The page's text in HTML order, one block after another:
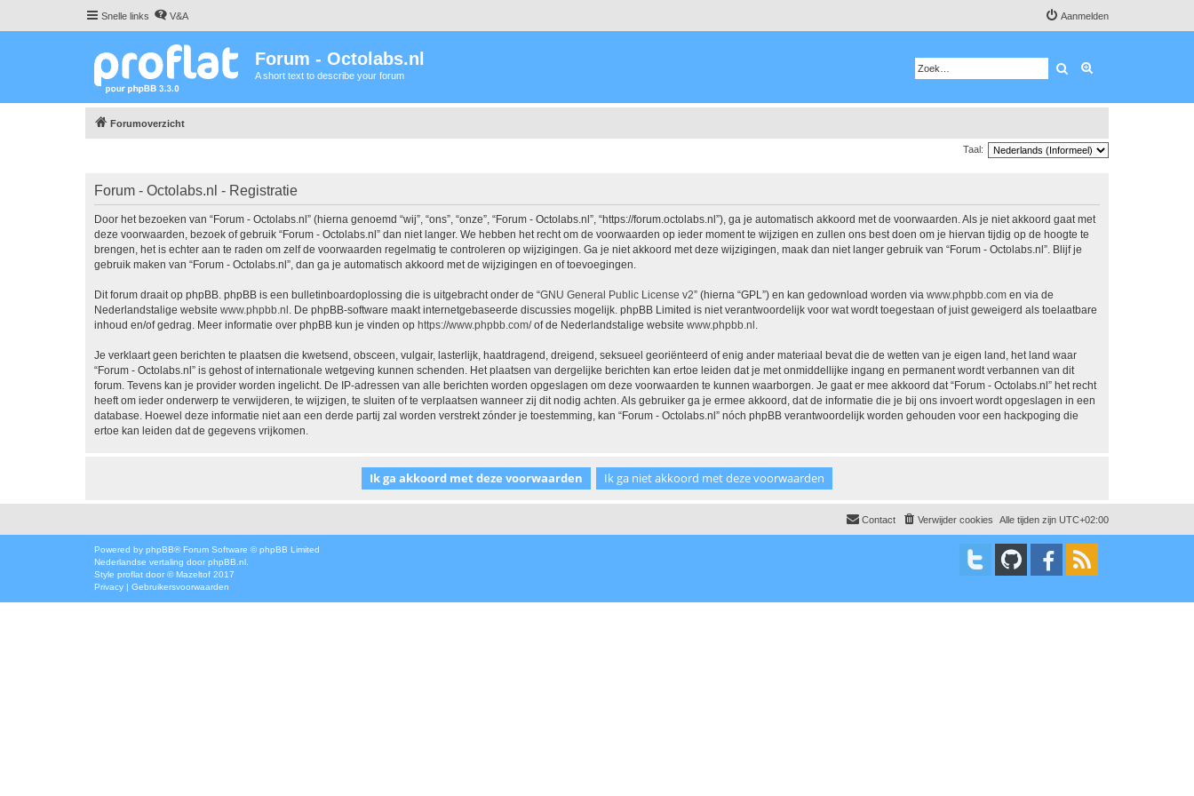
Snelle links V&A Aanmelden
Forum - Octolabs.nl
A short text to describe your forum Zoek
Forumoverzicht
Taal:
Forum - Octolabs.nl - Registratie
Door het bezoeken van “Forum - Octolabs.nl” (hierna genoemd “wij”, “ons”, “onze”, “Forum - Octolabs.nl”, “https://forum.octolabs.nl”), ga je automatisch akkoord met de voorwaarden. Als je niet akkoord gaat met
deze voorwaarden, bezoek of gebruik “Forum - Octolabs.nl” dan niet langer. We hebben het recht om de voorwaarden op ieder moment te wijzigen en zullen ons best doen om je hiervan tijdig op de hoogte te
brengen, het is echter aan te raden om zelf de voorwaarden regelmatig te controleren op wijzigingen. Ga je niet akkoord met deze wijzigingen, maak dan niet langer gebruik van “Forum - Octolabs.nl”. Blijf je
gebruik maken van “Forum - Octolabs.nl”, dan ga je automatisch akkoord met de wijzigingen en of toevoegingen.
Dit forum draait op phpBB. phpBB is een bulletinboardoplossing die is uitgebracht onder de “GNU General Public License v2” (hierna “GPL”) en kan gedownload worden via www.phpbb.com en via de
Nederlandstalige website www.phpbb.nl . De phpBB-software maakt internetgebaseerde discussies mogelijk. phpBB Limited is niet verantwoordelijk voor wat wordt toegestaan of juist geweigerd als toelaatbare
inhoud en/of gedrag. Meer informatie over phpBB kun je vinden op https://www.phpbb.com/of de Nederlandstalige website www.phpbb.nl
Je verklaart geen berichten te plaatsen die kwetsend, obsceen, vulgair, lasterlijk, haatdragend, dreigend, seksueel georiënteerd of enig ander materiaal bevat die de wetten van je eigen land, het land waar
“Forum - Octolabs.nl” is gehost of internationale wetgeving kunnen schenden. Het plaatsen van dergelijke berichten kan ertoe leiden dat je met onmiddellijke ingang en permanent wordt verbannen van dit
forum. Tevens kan je provider worden ingelicht. De IP-adressen van alle berichten worden opgeslagen om deze voorwaarden te kunnen waarborgen. Je gaat er mee akkoord dat “Forum - Octolabs.nl” het recht
heeft om ieder onderwerp te verwijderen, te wijzigen, te sluiten of te verplaatsen wanneer zij dit nodig achten. Als gebruiker ga je ermee akkoord, dat de informatie die je bij ons invoert wordt opgeslagen in een
database. Hoewel deze informatie niet aan een derde partij zal worden verstrekt zónder je toestemming, kan “Forum - Octolabs.nl” nóch phpBB verantwoordelijk worden gehouden voor een hackpoging die
ertoe kan leiden dat de gegevens vrijkomen.
Alle tijden zijn UTC+02:00
Verwijder cookies
Contact
Powered by phpBB® Forum Software © phpBB Limited
Nederlandse vertaling door phpBB.nl
Style proflat door ©Mazeltof 2017
Privacy | Gebruikersvoorwaarden